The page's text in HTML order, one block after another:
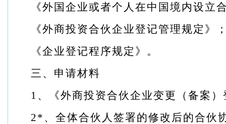
《外国企业或者个人在中国境内设立
《外商投资合伙企业登记管理规定》
《企业登记程序规定》。
三、申请材料
1 、《外商投资合伙企业变更（备案
2* 、全体合伙人签署的修改后的合伙